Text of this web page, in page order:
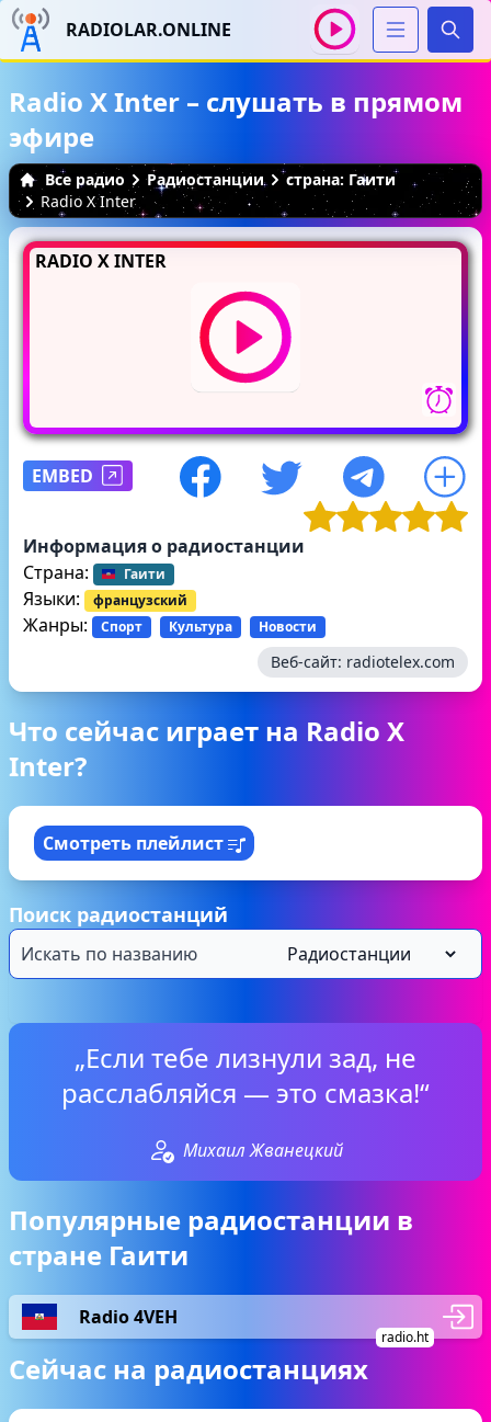
RADIOLAR.ONLINE
Radio X Inter – слушать в прямом
эфире
Все радио Радиостанции
страна: Гаити
Radio X Inter
RADIO X INTER
EMBED
Информация о радиостанции
Страна:
Гаити
Языки: французский
Жанры: Спорт Культура Новости
Веб-сайт: radiotelex.com
Что сейчас играет на Radio X
Inter?
Смотреть плейлист
Поиск радиостанций
„Если тебе лизнули зад, не
расслабляйся — это смазка!“
Михаил Жванецкий
Популярные радиостанции в
стране Гаити
Radio 4VEH
radio.ht
Сейчас на радиостанциях